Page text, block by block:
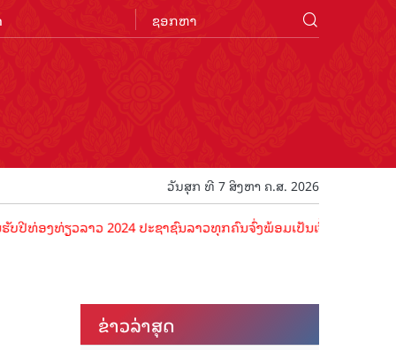
ວັນສຸກ ທີ 7 ສິງຫາ ຄ.ສ. 2026
ລາວ 2024 ປະຊາຊົນລາວທຸກຄົນຈົ່ງພ້ອມເປັນເຈົ້າພາບທີ່ດີ ຕ້ອນຮັບນັກ
ຂ່າວ​ລ່າ​ສຸດ